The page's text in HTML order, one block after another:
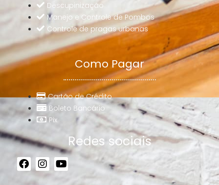
Descupinização
Manejo e Controle de Pombos
Controle de pragas urbanas
Como Pagar
Cartão de Crédito
Boleto Bancário
Pix
Redes sociais